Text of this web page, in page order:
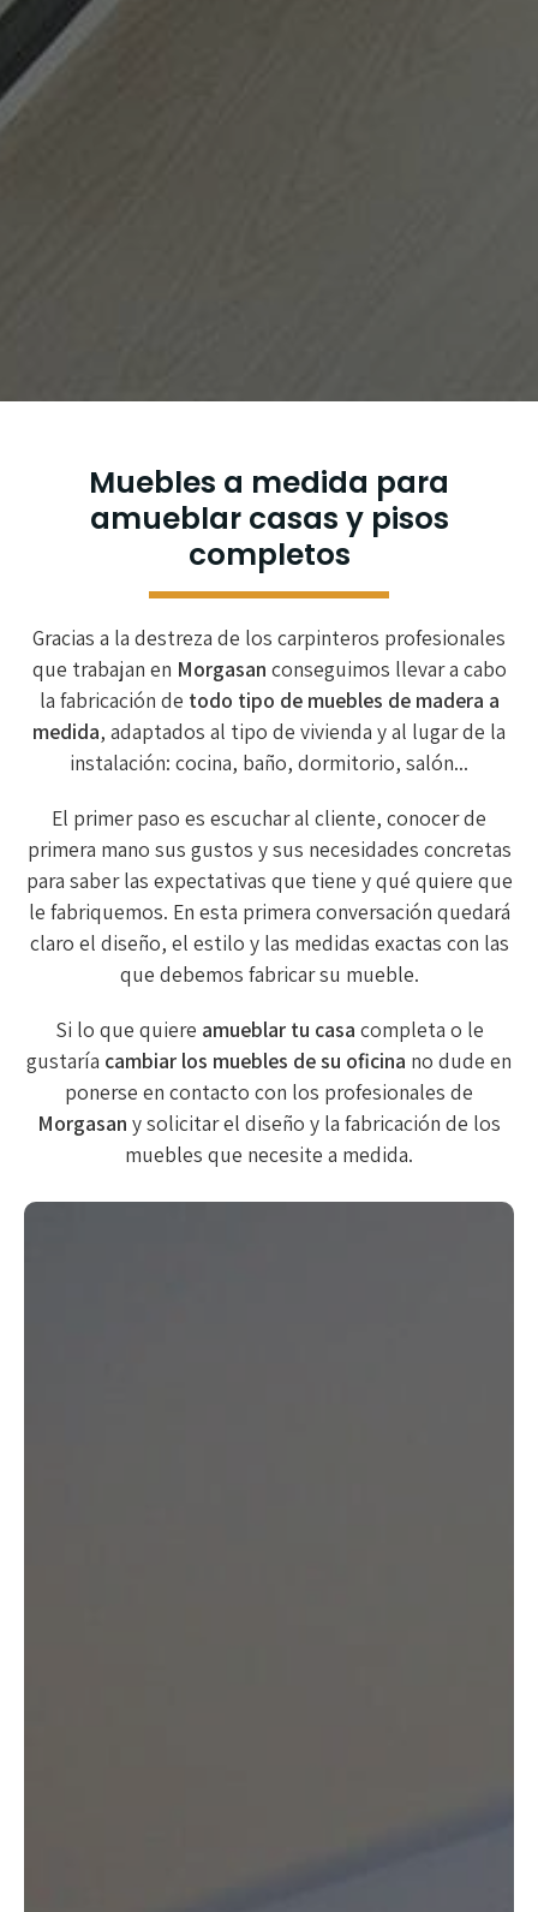
Muebles a medida para
amueblar casas y pisos
completos
Gracias a la destreza de los carpinteros profesionales
que trabajan en Morgasan conseguimos llevar a cabo
la fabricación de todo tipo de muebles de madera a
medida, adaptados al tipo de vivienda y al lugar de la
instalación: cocina, baño, dormitorio, salón...
El primer paso es escuchar al cliente, conocer de
primera mano sus gustos y sus necesidades concretas
para saber las expectativas que tiene y qué quiere que
le fabriquemos. En esta primera conversación quedará
claro el diseño, el estilo y las medidas exactas con las
que debemos fabricar su mueble.
Si lo que quiere amueblar tu casa completa o le
gustaría cambiar los muebles de su oficina no dude en
ponerse en contacto con los profesionales de
Morgasan y solicitar el diseño y la fabricación de los
muebles que necesite a medida.